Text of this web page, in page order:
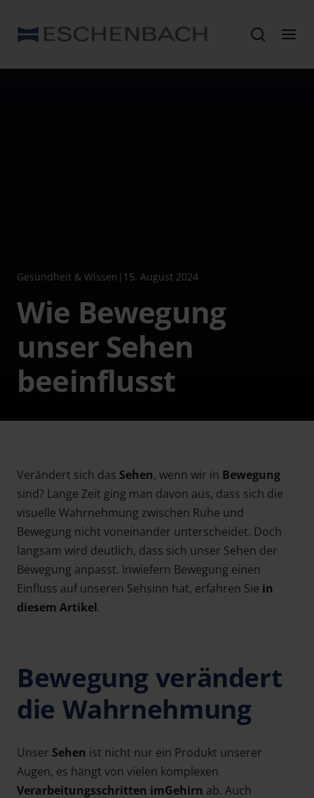
Gesundheit & Wissen | 15. August 2024
Wie Bewegung
unser Sehen
beeinflusst
Verändert sich das Sehen, wenn wir in Bewegung
sind? Lange Zeit ging man davon aus, dass sich die
visuelle Wahrnehmung zwischen Ruhe und
Bewegung nicht voneinander unterscheidet. Doch
langsam wird deutlich, dass sich unser Sehen der
Bewegung anpasst. Inwiefern Bewegung einen
Einfluss auf unseren Sehsinn hat, erfahren Sie in
diesem Artikel.
Bewegung verändert
die Wahrnehmung
Unser Sehen ist nicht nur ein Produkt unserer
Augen, es hängt von vielen komplexen
Verarbeitungsschritten imGehirn ab. Auch